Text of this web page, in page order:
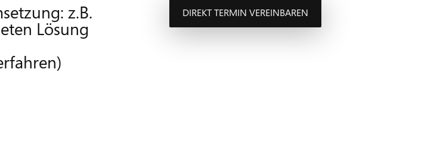
z.B.
Lösung
DIREKT TERMIN VEREINBAREN